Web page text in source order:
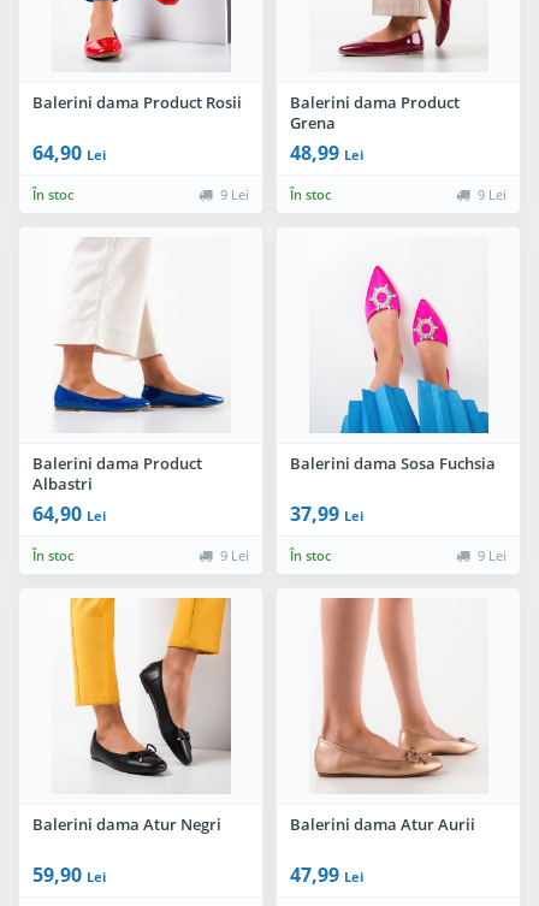
Balerini dama Product Rosii
64,90 Lei
În stoc 9 Lei
Balerini dama Product
Grena
48,99 Lei
În stoc 9 Lei
Balerini dama Product
Albastri
64,90 Lei
În stoc 9 Lei
Balerini dama Sosa Fuchsia
37,99 Lei
În stoc 9 Lei
Balerini dama Atur Negri
59,90 Lei
Balerini dama Atur Aurii
47,99 Lei